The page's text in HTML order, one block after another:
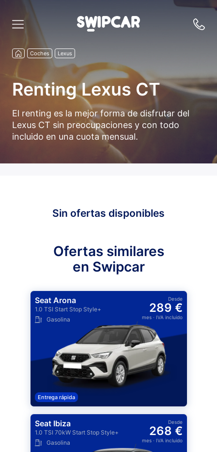
Coches Lexus
Renting Lexus CT
El renting es la mejor forma de disfrutar del
Lexus CT sin preocupaciones y con todo
incluido en una cuota mensual.
Sin ofertas disponibles
Ofertas similares
en Swipcar
Seat Arona
1.0 TSI Start Stop Style+
Gasolina
Desde
289 €
mes· IVA incluido
Entrega rápida
Seat Ibiza
1.0 TSI 70kW Start Stop Style+
Gasolina
Desde
268 €
mes· IVA incluido